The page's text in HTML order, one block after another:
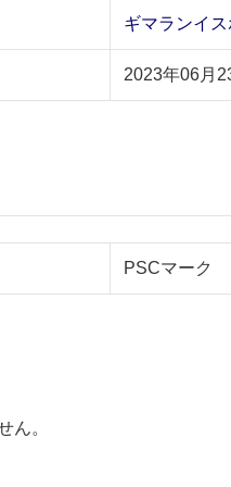
ギマランイ
2023年06月
PSCマーク
ん。